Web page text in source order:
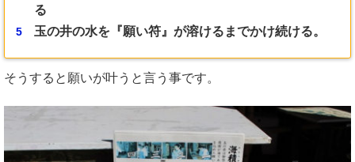
る
玉の井の水を『願い符』が溶けるまでかけ続ける。
そうすると願いが叶うと言う事です。